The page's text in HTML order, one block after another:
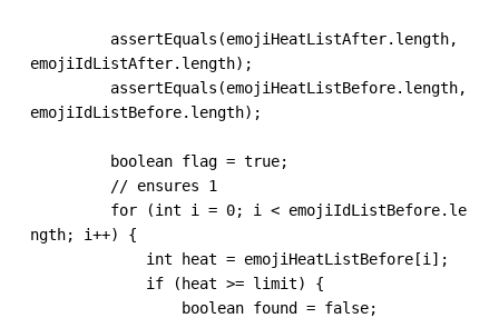
assertEquals(emojiHeatListAfter.length,
emojiIdListAfter.length);
assertEquals(emojiHeatListBefore.length,
emojiIdListBefore.length);
boolean flag = true;
// ensures 1
for (int i = 0; i < emojiIdListBefore.le
ngth; i++) {
int heat = emojiHeatListBefore[i];
if (heat >= limit) {
boolean found = false;